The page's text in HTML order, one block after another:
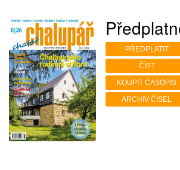
PŘEDPLATIT
ČÍST
KOUPIT ČASOPIS
ARCHIV ČÍSEL